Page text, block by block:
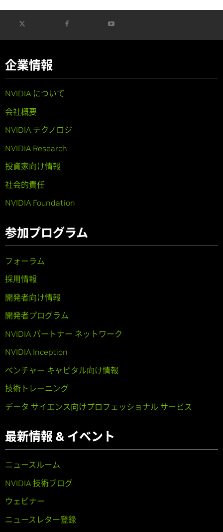
企業情報
NVIDIA について
会社概要
NVIDIA テクノロジ
NVIDIA Research
投資家向け情報
社会的責任
NVIDIA Foundation
参加プログラム
フォーラム
採用情報
開発者向け情報
開発者プログラム
NVIDIA パートナー ネットワーク
NVIDIA Inception
ベンチャー キャピタル向け情報
技術トレーニング
データ サイエンス向けプロフェッショナル サービス
最新情報 & イベント
ニュースルーム
NVIDIA 技術ブログ
ウェビナー
ニュースレター登録